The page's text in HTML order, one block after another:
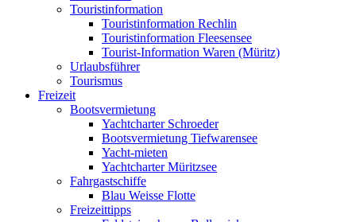
Touristinformation
Touristinformation Rechlin
Touristinformation Fleesensee
Tourist-Information Waren (Müritz)
Urlaubsführer
Tourismus
Freizeit
Bootsvermietung
Yachtcharter Schroeder
Bootsvermietung Tiefwarensee
Yacht-mieten
Yachtcharter Müritzsee
Fahrgastschiffe
Blau Weisse Flotte
Freizeittipps